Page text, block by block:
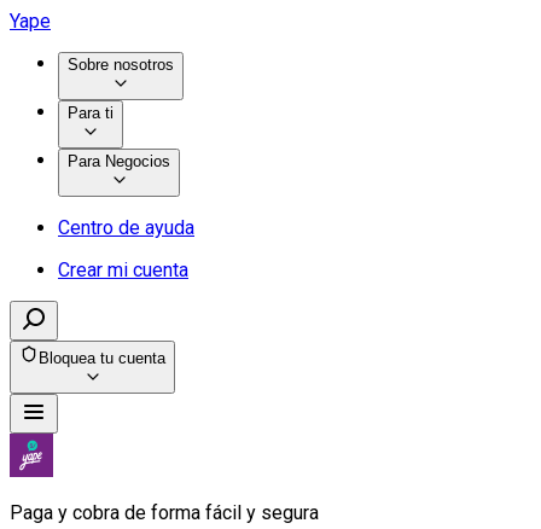
Yape
Sobre nosotros
Para ti
Para Negocios
Centro de ayuda
Crear mi cuenta
Bloquea tu cuenta
Paga y cobra de forma fácil y segura